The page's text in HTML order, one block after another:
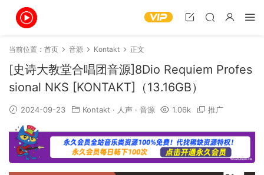
当前位置： 首页 音源 Kontakt 正文
[史诗大教堂合唱团音源]8Dio Requiem Profes
sional NKS [KONTAKT]（13.16GB）
2024-09-23 Kontakt · 人声 · 音源 1.06k 推广